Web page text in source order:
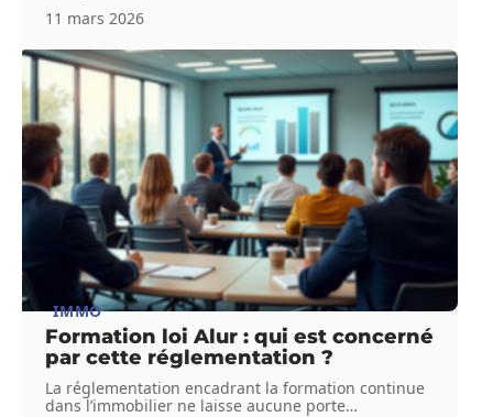
11 mars 2026
IMMO
Formation loi Alur : qui est concerné
par cette réglementation ?
La réglementation encadrant la formation continue
dans l’immobilier ne laisse aucune porte…